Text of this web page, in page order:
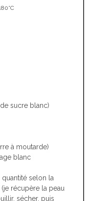
sucre blanc)
à moutarde)
blanc
, quantité selon la
récupère la peau
sécher, puis